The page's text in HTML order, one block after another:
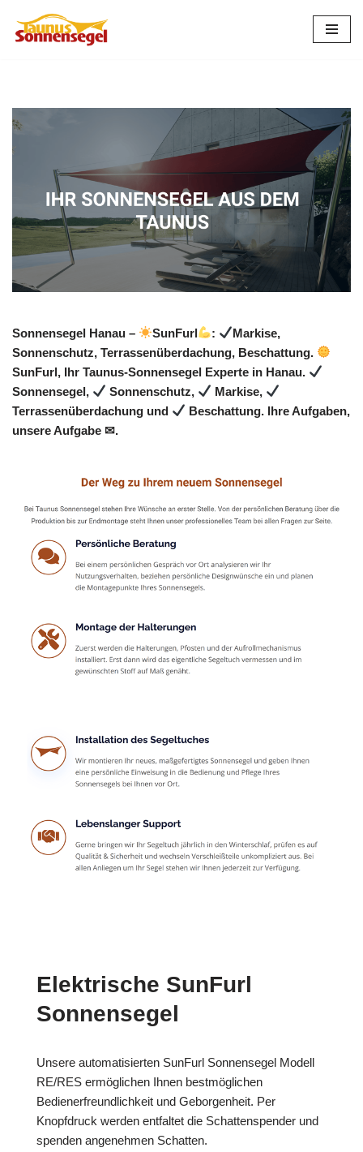
Zum
Sonnensegel Hanau – SunFurl :
Markise,
Sonnenschutz, Terrassenüberdachung, Beschattung.
SunFurl, Ihr Taunus-Sonnensegel Experte in Hanau.
Sonnensegel,
Sonnenschutz,
Markise,
Terrassenüberdachung und
Beschattung. Ihre Aufgaben,
unsere Aufgabe ✉.
Elektrische SunFurl
Sonnensegel
Unsere automatisierten SunFurl Sonnensegel Modell
RE/RES ermöglichen Ihnen bestmöglichen
Bedienerfreundlichkeit und Geborgenheit. Per
Knopfdruck werden entfaltet die Schattenspender und
spenden angenehmen Schatten.